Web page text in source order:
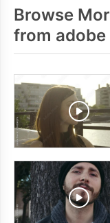
Browse
from adobe